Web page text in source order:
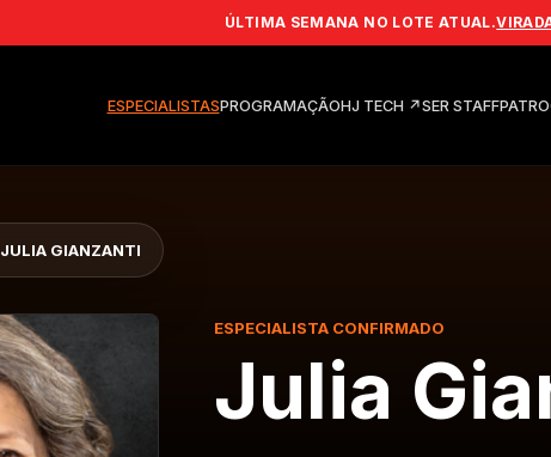
ÚLTIMA SEMANA NO LOTE ATUAL.
ESPECIALISTASPROGRAMAÇÃOHJ TECH ↗SER STAFF
JULIA GIANZANTI
ESPECIALISTA CONFIRMADO
Julia